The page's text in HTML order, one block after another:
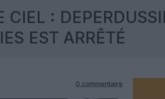
CIEL :
EST ARRÊTÉ
0 commentaire